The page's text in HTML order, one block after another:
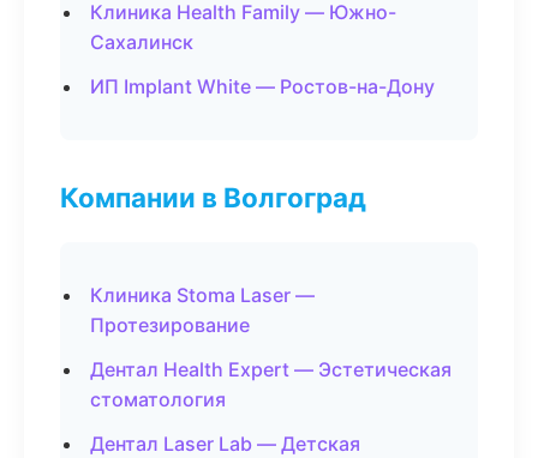
Клиника Health Family — Южно-
Сахалинск
ИП Implant White — Ростов-на-Дону
Компании в Волгоград
Клиника Stoma Laser —
Протезирование
Дентал Health Expert — Эстетическая
стоматология
Дентал Laser Lab — Детская